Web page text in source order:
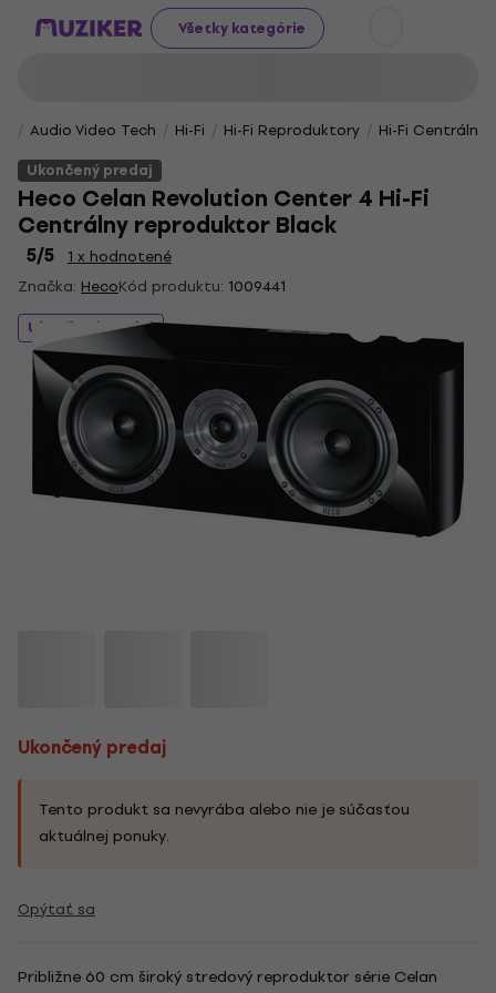
Všetky kategórie
Audio Video Tech Hi-Fi Hi-Fi Reproduktory
Hi-Fi
Ukončený predaj
Heco Celan Revolution Center 4 Hi-Fi
Centrálny reproduktor Black
5/5
1 x hodnotené
Značka: HecoKód produktu: 1009441
Ukončený predaj
Ukončený predaj
Tento produkt sa nevyrába alebo nie je súčasťou
aktuálnej ponuky.
Opýtať sa
Približne 60 cm široký stredový reproduktor série Celan